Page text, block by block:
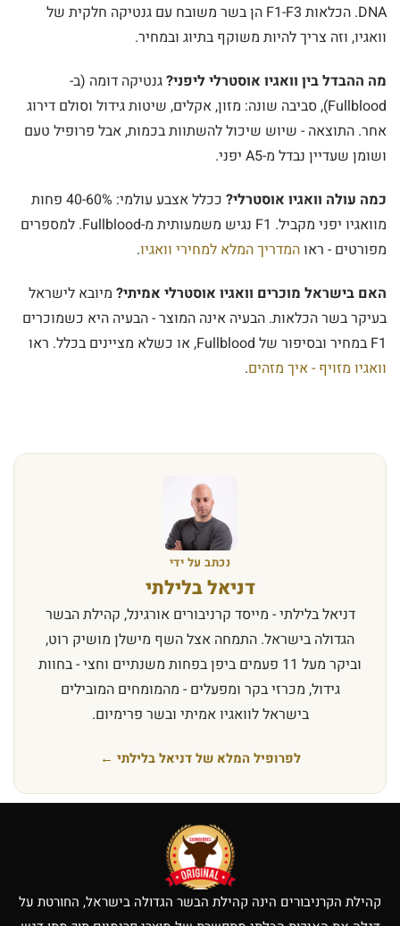
DNA. הכלאות F1-F3 הן בשר משובח עם גנטיקה חלקית של
וואגיו, וזה צריך להיות משוקף בתיוג ובמחיר.
מה ההבדל בין וואגיו אוסטרלי ליפני?גנטיקה דומה (ב-
Fullblood), סביבה שונה: מזון, אקלים, שיטות גידול וסולם דירוג
אחר. התוצאה - שיוש שיכול להשתוות בכמות, אבל פרופיל טעם
ושומן שעדיין נבדל מ-A5 יפני.
כמה עולה וואגיו אוסטרלי?
ככלל אצבע עולמי: 40-60% פחות
מוואגיו יפני מקביל. F1 נגיש משמעותית מ-Fullblood. למספרים
מפורטים - ראוהמדריך המלא למחירי וואגיו.
האם בישראל מוכרים וואגיו אוסטרלי אמיתי? מיובא לישראל
בעיקר בשר הכלאות. הבעיה אינה המוצר - הבעיה היא כשמוכרים
F1 במחיר ובסיפור של Fullblood, או כשלא מציינים בכלל. ראו
וואגיו מזויף - איך מזהים.
נכתב על ידי
דניאל בלילתי
דניאל בלילתי - מייסד קרניבורים אורגינל, קהילת הבשר
הגדולה בישראל. התמחה אצל השף מישלן מושיק רוט,
וביקר מעל 11 פעמים ביפן בפחות משנתיים וחצי - בחוות
גידול, מכרזי בקר ומפעלים - מהמומחים המובילים
בישראל לוואגיו אמיתי ובשר פרימיום.
לפרופיל המלא של דניאל בלילתי ←
קהילת הקרניבורים הינה קהילת הבשר הגדולה בישראל, החורטת על